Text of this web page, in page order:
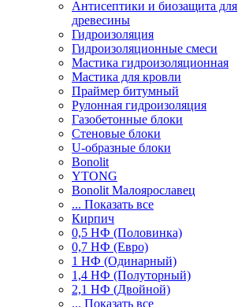
Антисептики и биозащита для
древесины
Гидроизоляция
Гидроизоляционные смеси
Мастика гидроизоляционная
Мастика для кровли
Праймер битумный
Рулонная гидроизоляция
Газобетонные блоки
Стеновые блоки
U-образные блоки
Bonolit
YTONG
Bonolit Малоярославец
... Показать все
Кирпич
0,5 НФ (Половинка)
0,7 НФ (Евро)
1 НФ (Одинарный)
1,4 НФ (Полуторный)
2,1 НФ (Двойной)
... Показать все